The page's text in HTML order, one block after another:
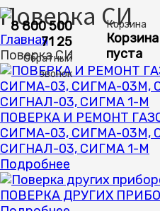
8 800 500
71 25
Обратный
звонок
Корзина
Корзина
пуста
Поверка СИ
Главная
Поверка СИ
ПОВЕРКА И РЕМОНТ
СИГМА-03, СИГМА-03М,
СИГНАЛ-03, СИГМА 1-М
Подробнее
ПОВЕРКА ДРУГИХ